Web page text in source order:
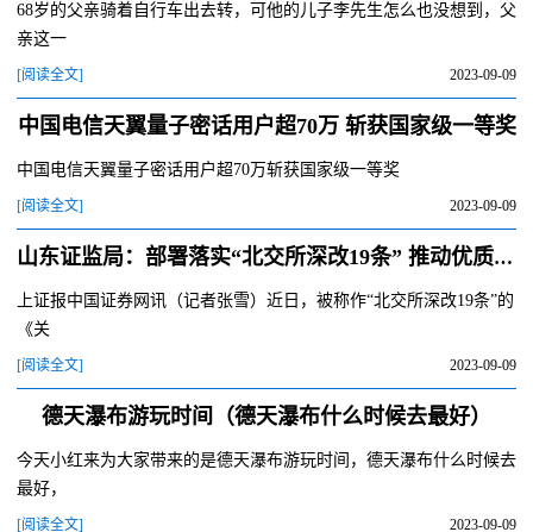
68岁的父亲骑着自行车出去转，可他的儿子李先生怎么也没想到，父
亲这一
[阅读全文] 2023-09-09
中国电信天翼量子密话用户超70万 斩获国家级一等奖
中国电信天翼量子密话用户超70万斩获国家级一等奖
[阅读全文] 2023-09-09
山东证监局：部署落实“北交所深改19条” 推动优质中小企业加快“向北”进程
上证报中国证券网讯（记者张雪）近日，被称作“北交所深改19条”的
《关
[阅读全文] 2023-09-09
德天瀑布游玩时间（德天瀑布什么时候去最好）
今天小红来为大家带来的是德天瀑布游玩时间，德天瀑布什么时候去
最好，
[阅读全文] 2023-09-09